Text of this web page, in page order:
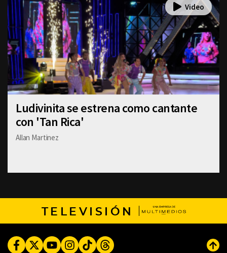
Ludivinita se estrena como cantante
con 'Tan Rica'
Allan Martinez
TELEVISIÓN
FacebookTwitterYoutubeInstagram
TikTokThreads